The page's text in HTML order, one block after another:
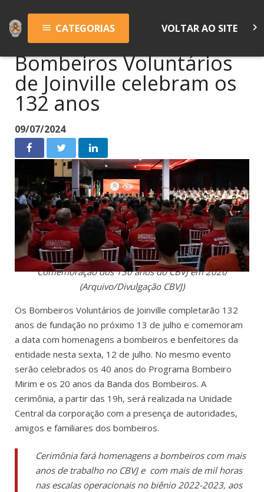
menu CATEGORIAS VOLTAR AO SITE keyboard_arrow_right
Bombeiros Voluntários
de Joinville celebram os
132 anos
09/07/2024
Comemoração dos 130 anos do CBVJ em 2020
(Arquivo/Divulgação CBVJ)
Os Bombeiros Voluntários de Joinville completarão 132
anos de fundação no próximo 13 de julho e comemoram
a data com homenagens a bombeiros e benfeitores da
entidade nesta sexta, 12 de julho. No mesmo evento
serão celebrados os 40 anos do Programa Bombeiro
Mirim e os 20 anos da Banda dos Bombeiros. A
cerimônia, a partir das 19h, será realizada na Unidade
Central da corporação com a presença de autoridades,
amigos e familiares dos bombeiros.
Cerimônia fará homenagens a bombeiros com mais
anos de trabalho no CBVJ e com mais de mil horas
nas escalas operacionais no biênio 2022-2023, aos